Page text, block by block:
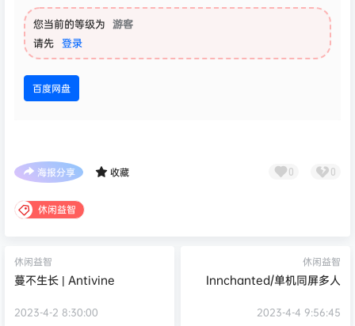
您当前的等级为 游客
请先 登录
百度网盘
海报分享 收藏 0 0
休闲益智
休闲益智
蔓不生长 | Antivine
2023-4-2 8:30:00
休闲益智
Innchanted/单机同屏多人
2023-4-4 9:56:45